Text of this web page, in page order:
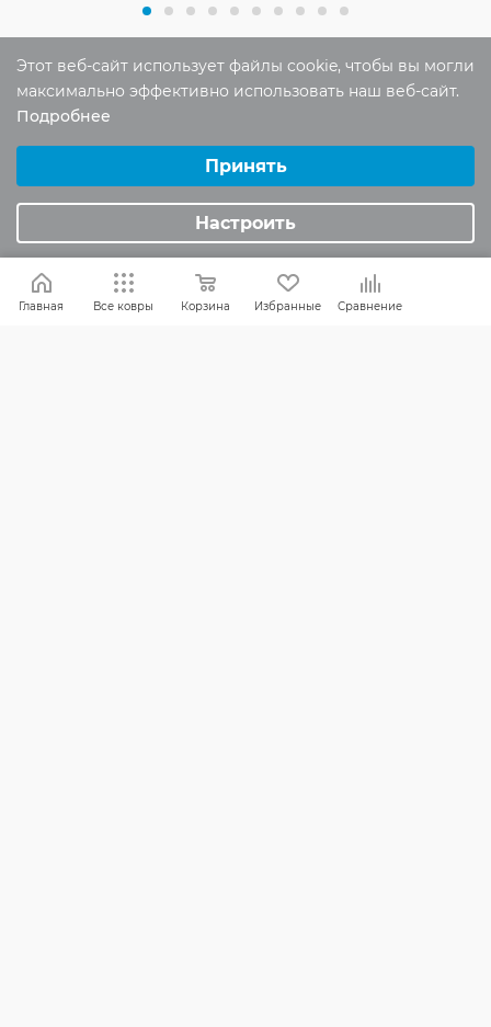
Отзывы
Помогите другим пользователям с
выбором - будьте первым, кто поделится
своим мнением об этом товаре
Главная Все ковры Корзина Избранные Сравнение
Этот веб-сайт использует файлы cookie, чтобы вы могли
максимально эффективно использовать наш веб-сайт.
Подробнее
Аналитические/Функциональные
Принять
Настроить